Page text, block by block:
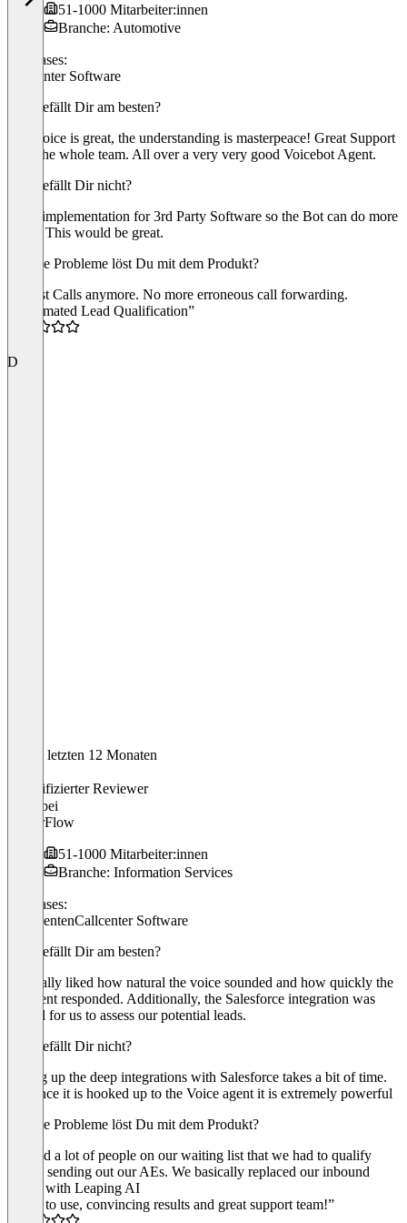
51-1000 Mitarbeiter:innen
Branche: Automotive
Use cases:
Callcenter Software
Was gefällt Dir am besten?
The Voice is great, the understanding is masterpeace! Great Support
from the whole team. All over a very very good Voicebot Agent.
Was gefällt Dir nicht?
More implementation for 3rd Party Software so the Bot can do more
it self. This would be great.
Welche Probleme löst Du mit dem Produkt?
No lost Calls anymore. No more erroneous call forwarding.
“Automated Lead Qualification”
D
In den letzten 12 Monaten
Verifizierter Reviewer
bei
VectorFlow
51-1000 Mitarbeiter:innen
Branche: Information Services
Use cases:
KI AgentenCallcenter Software
Was gefällt Dir am besten?
We really liked how natural the voice sounded and how quickly the
AI agent responded. Additionally, the Salesforce integration was
crucial for us to assess our potential leads.
Was gefällt Dir nicht?
Setting up the deep integrations with Salesforce takes a bit of time.
But once it is hooked up to the Voice agent it is extremely powerful
Welche Probleme löst Du mit dem Produkt?
We had a lot of people on our waiting list that we had to qualify
before sending out our AEs. We basically replaced our inbound
SDRs with Leaping AI
“Easy to use, convincing results and great support team!”